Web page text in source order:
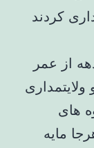
کردند
از عمر
های
مایه